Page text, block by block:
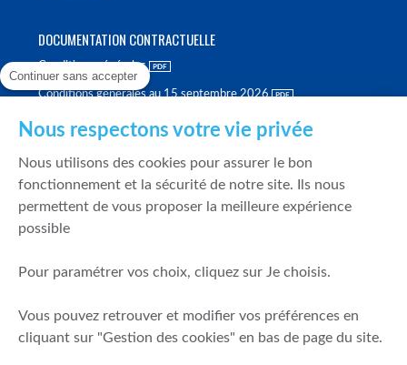
DOCUMENTATION CONTRACTUELLE
Conditions générales
Conditions générales au 15 septembre 2026
Politique de meilleure sélection
Politique de durabilité
Fonds de garantie des dépôts et de résolution
Mentions légales
Prévention de la fraude
Continuer sans accepter
Nous respectons votre vie privée
Nous utilisons des cookies pour assurer le bon
fonctionnement et la sécurité de notre site. Ils nous
permettent de vous proposer la meilleure expérience
possible
Pour paramétrer vos choix, cliquez sur Je choisis.
Vous pouvez retrouver et modifier vos préférences en
cliquant sur "Gestion des cookies" en bas de page du site.